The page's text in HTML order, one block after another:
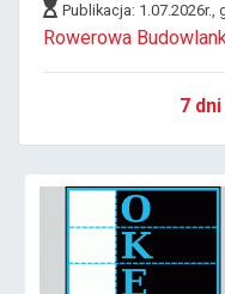
Publikacja: 1.07.2026r.,
Rowerowa
7 dni